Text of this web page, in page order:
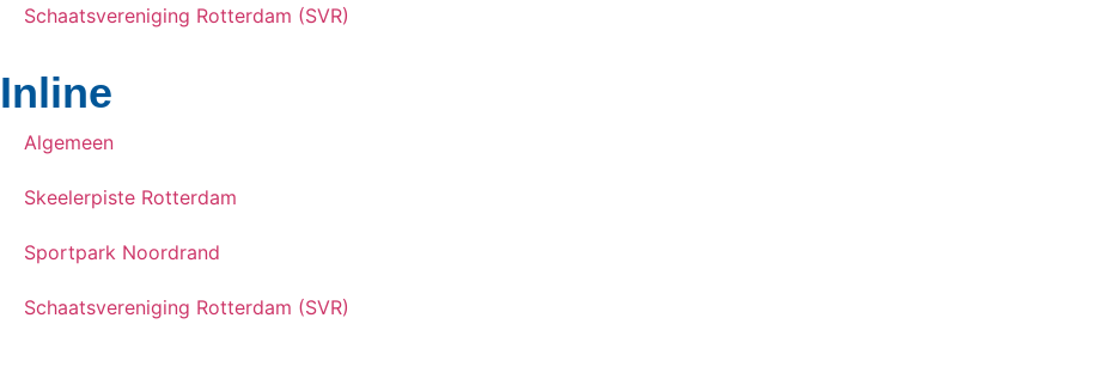
Schaatsvereniging Rotterdam (SVR)
Inline
Algemeen
Skeelerpiste Rotterdam
Sportpark Noordrand
Schaatsvereniging Rotterdam (SVR)